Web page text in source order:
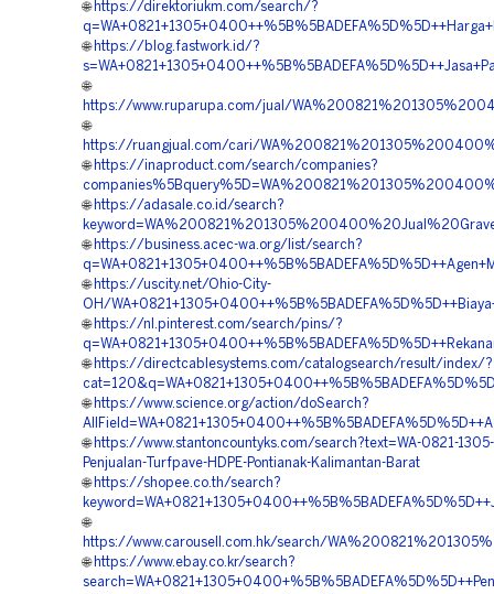
🌐 https://direktoriukm.com/search/?
🌐 https://blog.fastwork.id/?
🌐
https://www.ruparupa.com/jual/
🌐
https://ruangjual.com/cari/
🌐 https://inaproduct.com/search/companies?
🌐 https://adasale.co.id/search?
🌐 https://business.acec-wa.org/list/search?
🌐 https://uscity.net/Ohio-City-
OH/
🌐 https://nl.pinterest.com/search/pins/?
🌐 https://directcablesystems.com/catalogsearch/result/index/?
🌐 https://www.science.org/action/doSearch?
🌐 https://www.stantoncountyks.com/search?text=WA-0821-
Penjualan-Turfpave-HDPE-Pontianak-Kalimantan-Barat
🌐 https://shopee.co.th/search?
🌐
https://www.carousell.com.hk/search/
🌐 https://www.ebay.co.kr/search?